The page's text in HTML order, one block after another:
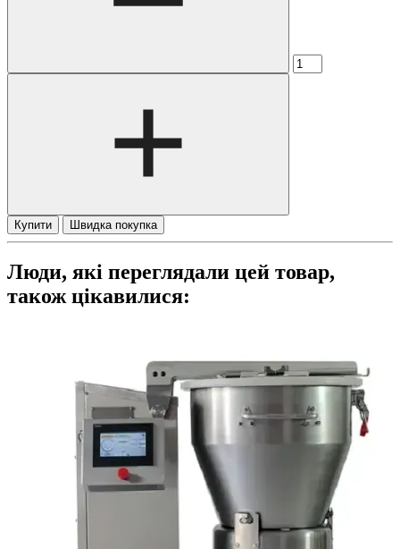
Купити Швидка покупка
Люди, які переглядали цей товар,
також цікавилися: